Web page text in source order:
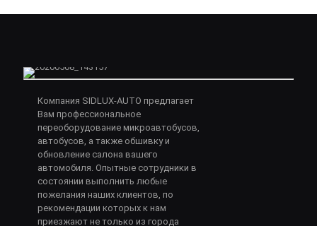
Компания SIDLUX-AUTO предлагает
Вам профессиональное
переоборудование микроавтобусов,
автобусов, а также обшивку и
обновление салона вашего
автомобиля. Опытные сотрудники в
состоянии выполнить любые
пожелания наших клиентов, по
рекомендации которых к нам
приезжают не только из города